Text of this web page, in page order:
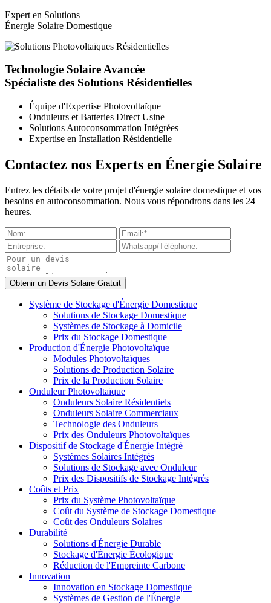
Expert en Solutions
Énergie Solaire Domestique
Technologie Solaire Avancée
Spécialiste des Solutions Résidentielles
Équipe d'Expertise Photovoltaïque
Onduleurs et Batteries Direct Usine
Solutions Autoconsommation Intégrées
Expertise en Installation Résidentielle
Contactez nos Experts en Énergie Solaire
Entrez les détails de votre projet d'énergie solaire domestique et vos
besoins en autoconsommation. Nous vous répondrons dans les 24
heures.
Système de Stockage d'Énergie Domestique
Solutions de Stockage Domestique
Systèmes de Stockage à Domicile
Prix du Stockage Domestique
Production d'Énergie Photovoltaïque
Modules Photovoltaïques
Solutions de Production Solaire
Prix de la Production Solaire
Onduleur Photovoltaïque
Onduleurs Solaire Résidentiels
Onduleurs Solaire Commerciaux
Technologie des Onduleurs
Prix des Onduleurs Photovoltaïques
Dispositif de Stockage d'Énergie Intégré
Systèmes Solaires Intégrés
Solutions de Stockage avec Onduleur
Prix des Dispositifs de Stockage Intégrés
Coûts et Prix
Prix du Système Photovoltaïque
Coût du Système de Stockage Domestique
Coût des Onduleurs Solaires
Durabilité
Solutions d'Énergie Durable
Stockage d'Énergie Écologique
Réduction de l'Empreinte Carbone
Innovation
Innovation en Stockage Domestique
Systèmes de Gestion de l'Énergie